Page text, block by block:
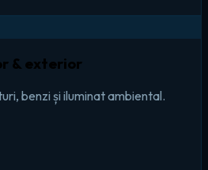
& exterior
benzi și iluminat ambiental.